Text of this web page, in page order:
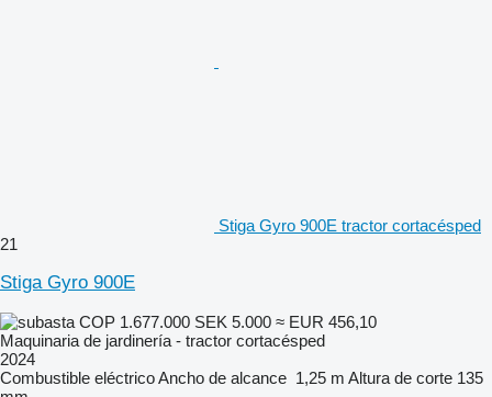
Stiga Gyro 900E tractor cortacésped
21
Stiga Gyro 900E
COP 1.677.000 SEK 5.000 ≈ EUR 456,10
Maquinaria de jardinería - tractor cortacésped
2024
Combustible eléctricoAncho de alcance 1,25 m Altura de corte 135